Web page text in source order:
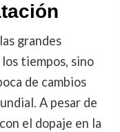
grandes
tiempos, sino
de cambios
A pesar de
el dopaje en la